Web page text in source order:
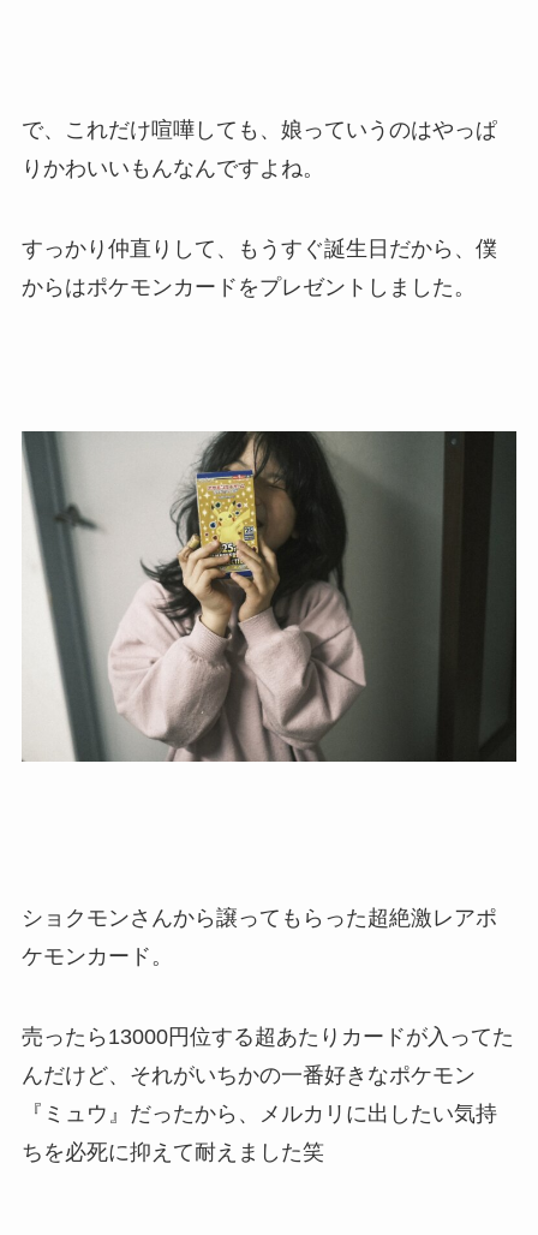
で、これだけ喧嘩しても、娘っていうのはやっぱ
りかわいいもんなんですよね。
すっかり仲直りして、もうすぐ誕生日だから、僕
からはポケモンカードをプレゼントしました。
ショクモンさんから譲ってもらった超絶激レアポ
ケモンカード。
売ったら13000円位する超あたりカードが入ってた
んだけど、それがいちかの一番好きなポケモン
『ミュウ』だったから、メルカリに出したい気持
ちを必死に抑えて耐えました笑